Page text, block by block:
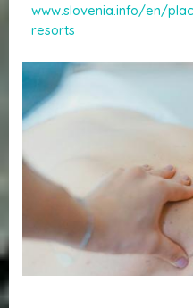
www.slovenia.info/en/
resorts